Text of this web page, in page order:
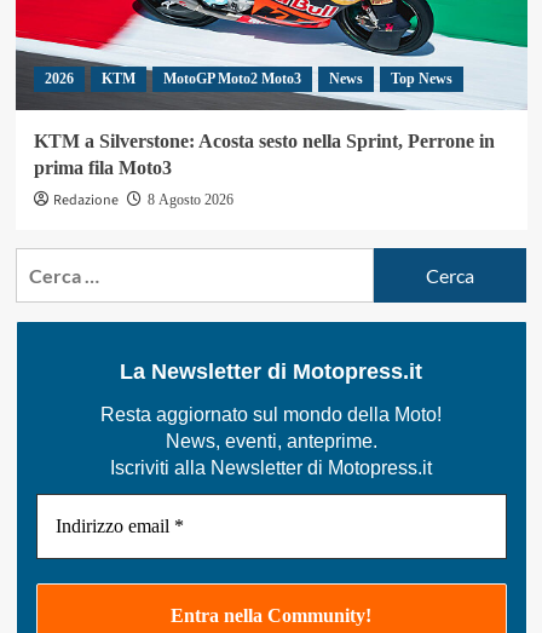
2026 KTM MotoGP Moto2 Moto3 News Top News
KTM a Silverstone: Acosta sesto nella Sprint, Perrone in
prima fila Moto3
Redazione
8 Agosto 2026
La Newsletter di Motopress.it
Resta aggiornato sul mondo della Moto!
News, eventi, anteprime.
Iscriviti alla Newsletter di Motopress.it